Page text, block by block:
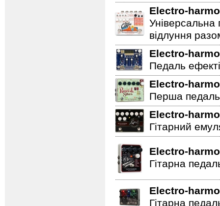
Electro-
Універсальна
відлуння
Electro-
Педаль
Electro-
Перша
Electro-
Гітарний
Electro-
Гітарна
Electro-
Гітарна